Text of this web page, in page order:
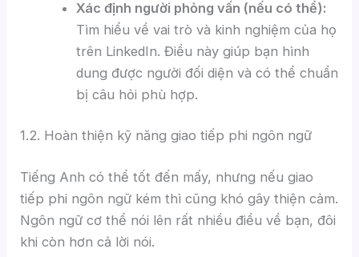
Xác định người phỏng vấn (nếu có thể):
Tìm hiểu về vai trò và kinh nghiệm của họ
trên LinkedIn. Điều này giúp bạn hình
dung được người đối diện và có thể chuẩn
bị câu hỏi phù hợp.
1.2. Hoàn thiện kỹ năng giao tiếp phi ngôn ngữ
Tiếng Anh có thể tốt đến mấy, nhưng nếu giao
tiếp phi ngôn ngữ kém thì cũng khó gây thiện cảm.
Ngôn ngữ cơ thể nói lên rất nhiều điều về bạn, đôi
khi còn hơn cả lời nói.